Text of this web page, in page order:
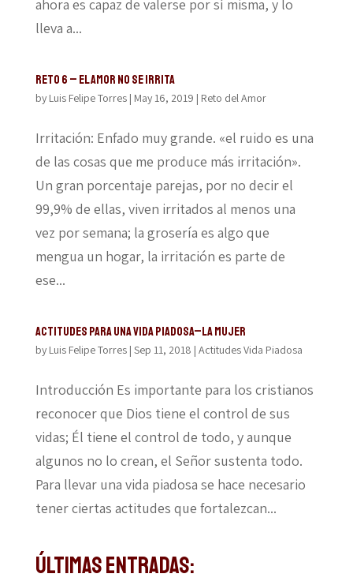
ahora es capaz de valerse por sí misma, y lo
lleva a...
Reto 6 – El amor no se irrita
by Luis Felipe Torres| May 16, 2019 | Reto del Amor
Irritación: Enfado muy grande. «el ruido es una
de las cosas que me produce más irritación».
Un gran porcentaje parejas, por no decir el
99,9% de ellas, viven irritados al menos una
vez por semana; la grosería es algo que
mengua un hogar, la irritación es parte de
ese...
Actitudes para una vida piadosa–La Mujer
by Luis Felipe Torres| Sep 11, 2018 | Actitudes Vida Piadosa
Introducción Es importante para los cristianos
reconocer que Dios tiene el control de sus
vidas; Él tiene el control de todo, y aunque
algunos no lo crean, el Señor sustenta todo.
Para llevar una vida piadosa se hace necesario
tener ciertas actitudes que fortalezcan...
Últimas Entradas: